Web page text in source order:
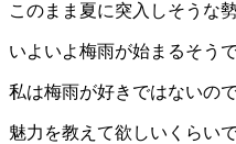
このまま夏に突入しそうな
いよいよ梅雨が始まるそうで
私は梅雨が好きではないの
魅力を教えて欲しいくらいで